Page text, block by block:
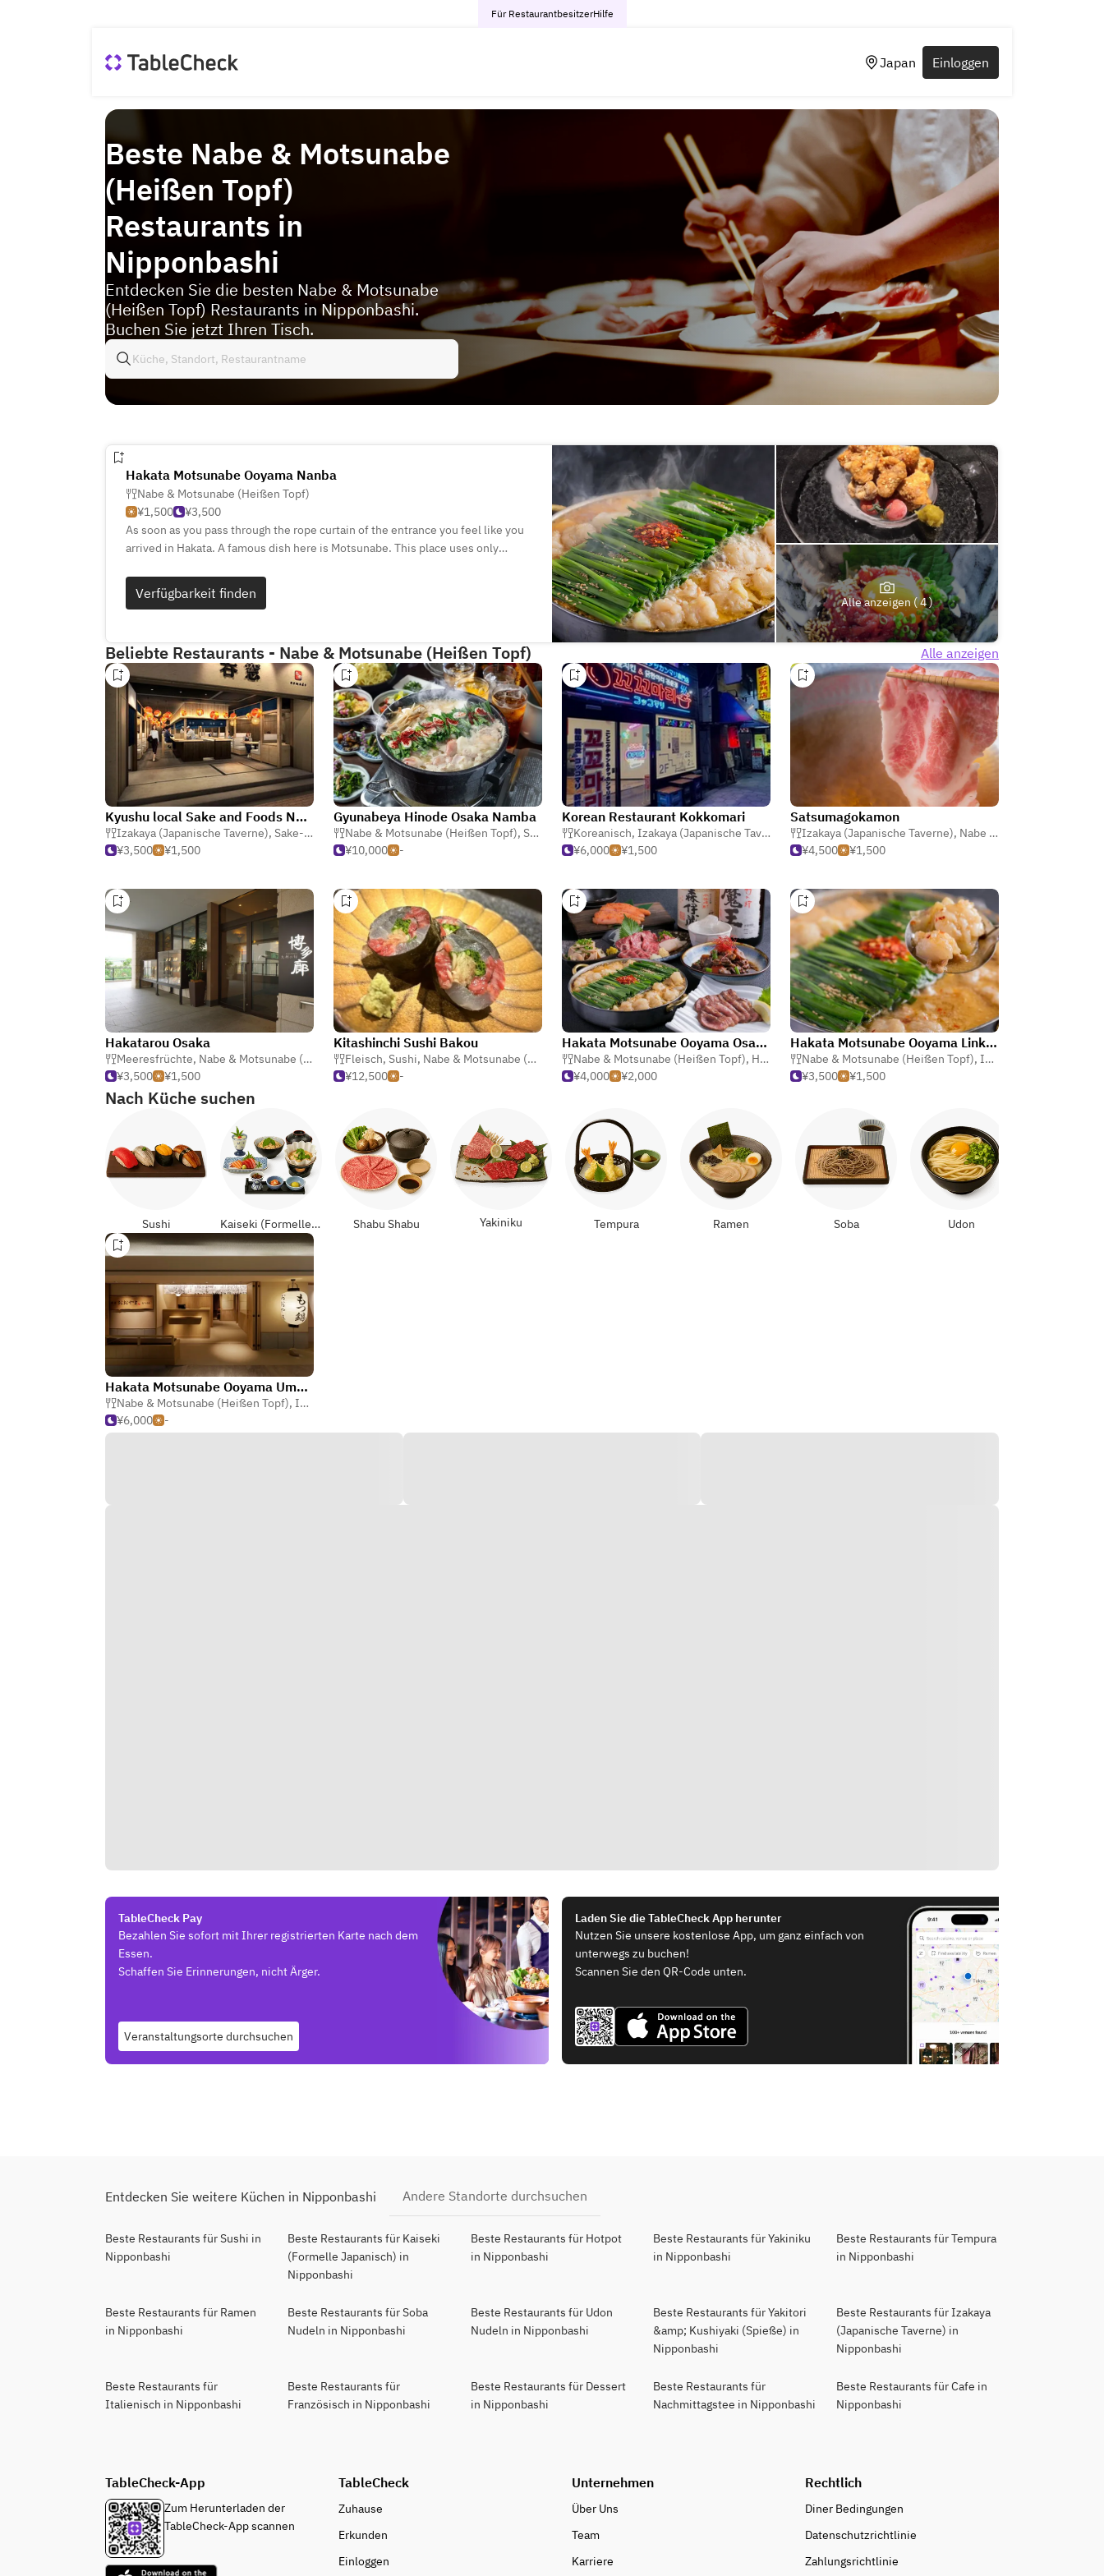
Für RestaurantbesitzerHilfe
Japan Einloggen
Beste Nabe & Motsunabe
(Heißen Topf)
Restaurants in
Nipponbashi
Entdecken Sie die besten Nabe & Motsunabe
(Heißen Topf) Restaurants in Nipponbashi.
Buchen Sie jetzt Ihren Tisch.
Hakata Motsunabe Ooyama Nanba
Nabe & Motsunabe (Heißen Topf)
¥1,500
¥3,500
As soon as you pass through the rope curtain of the entrance you feel like you
arrived in Hakata. A famous dish here is Motsunabe. This place uses only
can try horse sashimi from Kumamoto or famous Mentaiko from Kyushu.
Verfügbarkeit finden
Alle anzeigen ( 4 )
Beliebte Restaurants - Nabe & Motsunabe (Heißen Topf) Alle anzeigen
Kyushu local Sake and Foods Nomado
Izakaya (Japanische Taverne), Sake-Bar
Nabe & Motsunabe (Heißen Topf)
¥3,500
¥1,500
Gyunabeya Hinode Osaka Namba
Nabe & Motsunabe (Heißen Topf), Sukiyaki
¥10,000
-
Korean Restaurant Kokkomari
Koreanisch, Izakaya (Japanische Taverne) ,Nabe & Motsunabe (Heißen Topf)
¥6,000
¥1,500
Satsumagokamon
Izakaya (Japanische Taverne), Nabe & Motsunabe (Heißen Topf)
¥4,500
¥1,500
Hakatarou Osaka
Meeresfrüchte, Nabe & Motsunabe (Heißen Topf) ,Izakaya (Japanische Taverne)
¥3,500
¥1,500
Kitashinchi Sushi Bakou
Fleisch, Sushi, Nabe & Motsunabe (Heißen Topf)
¥12,500
-
Hakata Motsunabe Ooyama Osaka-ekimae
Nabe & Motsunabe (Heißen Topf), Horumonyaki (gegrillt Innereien)
¥4,000
¥2,000
Hakata Motsunabe Ooyama Links Umeda
Nabe & Motsunabe (Heißen Topf), Izakaya (Japanische Taverne)
¥3,500
¥1,500
Nach Küche suchen
Sushi Kaiseki (Formelle Japanisch) Shabu Shabu Yakiniku Tempura Ramen Soba Udon
Hakata Motsunabe Ooyama Umeda Chayamachi
Nabe & Motsunabe (Heißen Topf), Izakaya (Japanische Taverne)
¥6,000
-
TableCheck Pay
Bezahlen Sie sofort mit Ihrer registrierten Karte nach dem
Essen.
Schaffen Sie Erinnerungen, nicht Ärger.
Veranstaltungsorte durchsuchen
Laden Sie die TableCheck App herunter
Nutzen Sie unsere kostenlose App, um ganz einfach von
unterwegs zu buchen!
Scannen Sie den QR-Code unten.
Entdecken Sie weitere Küchen in Nipponbashi Andere Standorte durchsuchen
Beste Restaurants für Sushi in
Nipponbashi
Beste Restaurants für Kaiseki
(Formelle Japanisch) in
Nipponbashi
Beste Restaurants für Hotpot
in Nipponbashi
Beste Restaurants für Yakiniku
in Nipponbashi
Beste Restaurants für Tempura
in Nipponbashi
Beste Restaurants für Ramen
in Nipponbashi
Beste Restaurants für Soba
Nudeln in Nipponbashi
Beste Restaurants für Udon
Nudeln in Nipponbashi
Beste Restaurants für Yakitori
&amp; Kushiyaki (Spieße) in
Nipponbashi
Beste Restaurants für Izakaya
(Japanische Taverne) in
Nipponbashi
Beste Restaurants für
Italienisch in Nipponbashi
Beste Restaurants für
Französisch in Nipponbashi
Beste Restaurants für Dessert
in Nipponbashi
Beste Restaurants für
Nachmittagstee in Nipponbashi
Beste Restaurants für Cafe in
Nipponbashi
TableCheck-App
Zum Herunterladen der
TableCheck-App scannen
TableCheck
Zuhause
Erkunden
Einloggen
Unternehmen
Über Uns
Team
Karriere
Rechtlich
Diner Bedingungen
Datenschutzrichtlinie
Zahlungsrichtlinie